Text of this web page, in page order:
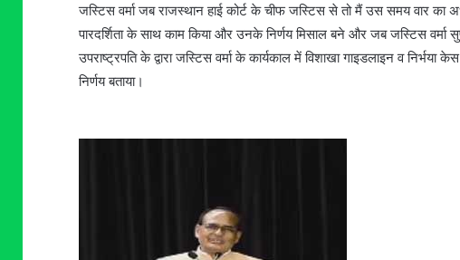
जस्टिस वर्मा जब राजस्थान हाई कोर्ट के चीफ जस्टिस से तो मैं उस समय वार का
पारदर्शिता के साथ काम किया और उनके निर्णय मिसाल बने और जब जस्टिस वर्मा
उपराष्ट्रपति के द्वारा जस्टिस वर्मा के कार्यकाल में विशाखा गाइडलाइन व निर्भया
निर्णय बताया।